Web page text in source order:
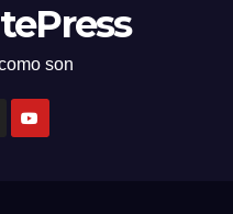
son